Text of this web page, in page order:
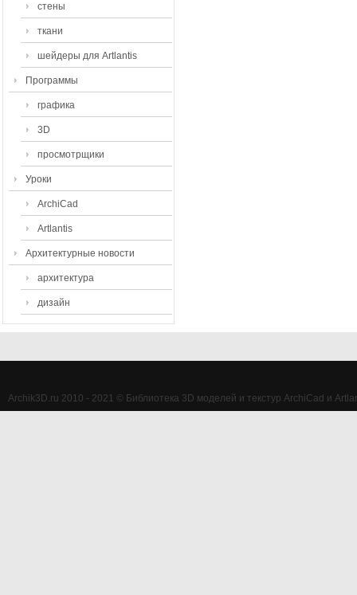
стены
ткани
шейдеры для Artlantis
Программы
графика
3D
просмотрщики
Уроки
ArchiCad
Artlantis
Архитектурные новости
архитектура
дизайн
Archik3D.ru 2010 - 2021 © Библиотека 3D моделей и текстур ArchiCad и